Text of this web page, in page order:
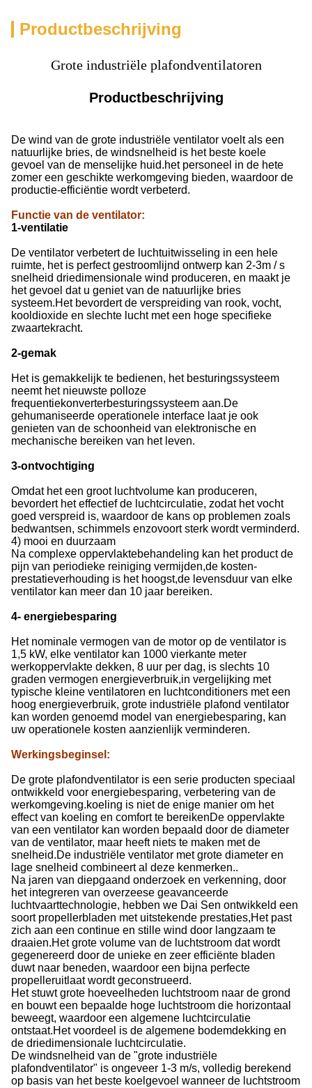
Productbeschrijving
Grote industriële plafondventilatoren
Productbeschrijving
De wind van de grote industriële ventilator voelt als een
natuurlijke bries, de windsnelheid is het beste koele
gevoel van de menselijke huid.het personeel in de hete
zomer een geschikte werkomgeving bieden, waardoor de
productie-efficiëntie wordt verbeterd.
Functie van de ventilator:
1-ventilatie
De ventilator verbetert de luchtuitwisseling in een hele
ruimte, het is perfect gestroomlijnd ontwerp kan 2-3m / s
snelheid driedimensionale wind produceren, en maakt je
het gevoel dat u geniet van de natuurlijke bries
systeem.Het bevordert de verspreiding van rook, vocht,
kooldioxide en slechte lucht met een hoge specifieke
zwaartekracht.
2-gemak
Het is gemakkelijk te bedienen, het besturingssysteem
neemt het nieuwste polloze
frequentiekonverterbesturingssysteem aan.De
gehumaniseerde operationele interface laat je ook
genieten van de schoonheid van elektronische en
mechanische bereiken van het leven.
3-ontvochtiging
Omdat het een groot luchtvolume kan produceren,
bevordert het effectief de luchtcirculatie, zodat het vocht
goed verspreid is, waardoor de kans op problemen zoals
bedwantsen, schimmels enzovoort sterk wordt verminderd.
4) mooi en duurzaam
Na complexe oppervlaktebehandeling kan het product de
pijn van periodieke reiniging vermijden,de kosten-
prestatieverhouding is het hoogst,de levensduur van elke
ventilator kan meer dan 10 jaar bereiken.
4- energiebesparing
Het nominale vermogen van de motor op de ventilator is
1,5 kW, elke ventilator kan 1000 vierkante meter
werkoppervlakte dekken, 8 uur per dag, is slechts 10
graden vermogen energieverbruik,in vergelijking met
typische kleine ventilatoren en luchtconditioners met een
hoog energieverbruik, grote industriële plafond ventilator
kan worden genoemd model van energiebesparing, kan
uw operationele kosten aanzienlijk verminderen.
Werkingsbeginsel :
De grote plafondventilator is een serie producten speciaal
ontwikkeld voor energiebesparing, verbetering van de
werkomgeving.koeling is niet de enige manier om het
effect van koeling en comfort te bereikenDe oppervlakte
van een ventilator kan worden bepaald door de diameter
van de ventilator, maar heeft niets te maken met de
snelheid.De industriële ventilator met grote diameter en
lage snelheid combineert al deze kenmerken..
Na jaren van diepgaand onderzoek en verkenning, door
het integreren van overzeese geavanceerde
luchtvaarttechnologie, hebben we Dai Sen ontwikkeld een
soort propellerbladen met uitstekende prestaties,Het past
zich aan een continue en stille wind door langzaam te
draaien.Het grote volume van de luchtstroom dat wordt
gegenereerd door de unieke en zeer efficiënte bladen
duwt naar beneden, waardoor een bijna perfecte
propelleruitlaat wordt geconstrueerd.
Het stuwt grote hoeveelheden luchtstroom naar de grond
en bouwt een bepaalde hoge luchtstroom die horizontaal
beweegt, waardoor een algemene luchtcirculatie
ontstaat.Het voordeel is de algemene bodemdekking en
de driedimensionale luchtcirculatie.
De windsnelheid van de "grote industriële
plafondventilator" is ongeveer 1-3 m/s, volledig berekend
op basis van het beste koelgevoel wanneer de luchtstroom